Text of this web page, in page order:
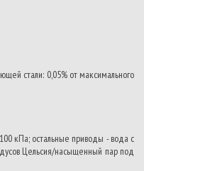
стали: 0,05% от максимального
кПа; остальные приводы - вода с
Цельсия/насыщенный пар под